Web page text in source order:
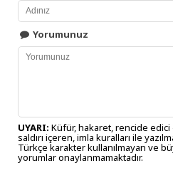
Yorumunuz
UYARI: Küfür, hakaret, rencide
saldırı içeren, imla kuralları ile
Türkçe karakter kullanılmayan ve
yorumlar onaylanmamaktadır.